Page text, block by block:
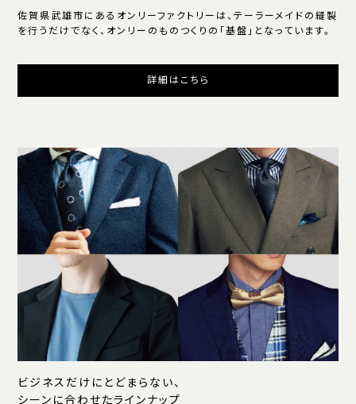
佐賀県武雄市にあるオンリーファクトリーは、テーラーメイドの縫製
を行うだけでなく、オンリーのものつくりの「基盤」となっています。
詳細はこちら
ビジネスだけにとどまらない、
シーンに合わせたラインナップ